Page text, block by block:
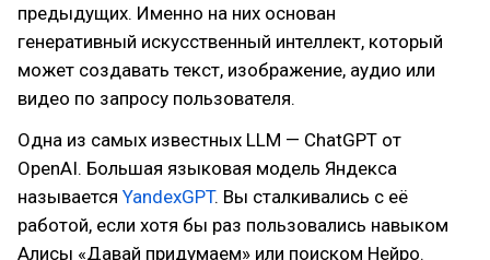
предыдущих. Именно на них основан
генеративный искусственный интеллект, который
может создавать текст, изображение, аудио или
видео по запросу пользователя.
Одна из самых известных LLM — ChatGPT от
OpenAI. Большая языковая модель Яндекса
называется YandexGPT. Вы сталкивались с её
работой, если хотя бы раз пользовались навыком
Алисы «Давай придумаем» или поиском Нейро.